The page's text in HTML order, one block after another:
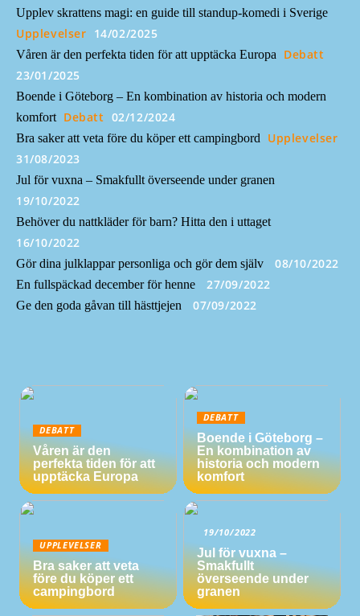
Upplev skrattens magi: en guide till standup-komedi i Sverige
Upplevelser 14/02/2025
Våren är den perfekta tiden för att upptäcka Europa
Debatt
23/01/2025
Boende i Göteborg – En kombination av historia och modern
komfort Debatt 02/12/2024
Bra saker att veta före du köper ett campingbord
Upplevelser
31/08/2023
Jul för vuxna – Smakfullt överseende under granen
19/10/2022
Behöver du nattkläder för barn? Hitta den i uttaget
16/10/2022
Gör dina julklappar personliga och gör dem själv 08/10/2022
En fullspäckad december för henne 27/09/2022
Ge den goda gåvan till hästtjejen 07/09/2022
DEBATT
Våren är den
perfekta tiden för att
upptäcka Europa
DEBATT
Boende i Göteborg –
En kombination av
historia och modern
komfort
UPPLEVELSER
Bra saker att veta
före du köper ett
campingbord
19/10/2022
Jul för vuxna –
Smakfullt
överseende under
granen